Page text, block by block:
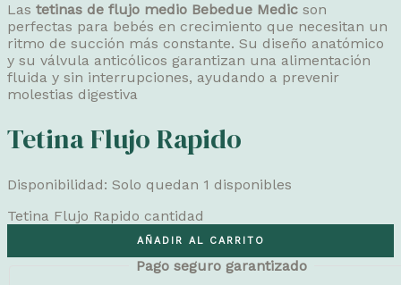
Las tetinas de flujo medio Bebedue Medic son
perfectas para bebés en crecimiento que necesitan un
ritmo de succión más constante. Su diseño anatómico
y su válvula anticólicos garantizan una alimentación
fluida y sin interrupciones, ayudando a prevenir
molestias digestiva
Tetina Flujo Rapido
Disponibilidad: Solo quedan 1 disponibles
Tetina Flujo Rapido cantidad
AÑADIR AL CARRITO
Pago seguro garantizado